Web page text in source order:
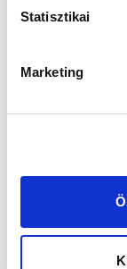
Statisztikai
Marketing
KÉPGALÉRIA: